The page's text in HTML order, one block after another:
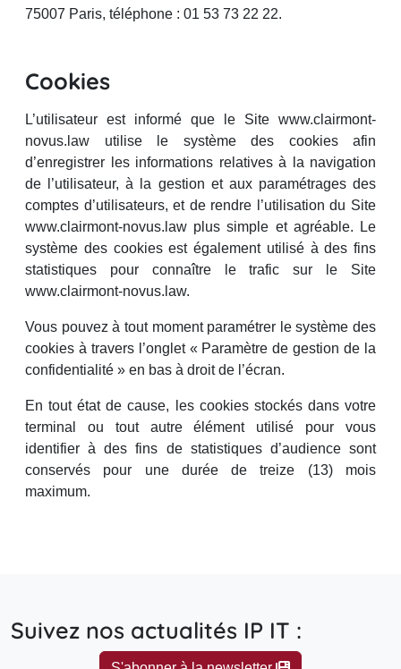
75007 Paris, téléphone : 01 53 73 22 22.
Cookies
L’utilisateur est informé que le Site www.clairmont-
novus.law utilise le système des cookies afin
d’enregistrer les informations relatives à la navigation
de l’utilisateur, à la gestion et aux paramétrages des
comptes d’utilisateurs, et de rendre l’utilisation du Site
www.clairmont-novus.law plus simple et agréable. Le
système des cookies est également utilisé à des fins
statistiques pour connaître le trafic sur le Site
www.clairmont-novus.law.
Vous pouvez à tout moment paramétrer le système des
cookies à travers l’onglet « Paramètre de gestion de la
confidentialité » en bas à droit de l’écran.
En tout état de cause, les cookies stockés dans votre
terminal ou tout autre élément utilisé pour vous
identifier à des fins de statistiques d’audience sont
conservés pour une durée de treize (13) mois
maximum.
Suivez nos actualités IP IT :